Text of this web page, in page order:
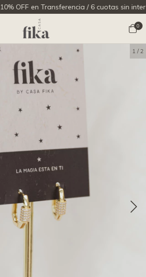
OFF en Transferencia / 6 cuotas sin interes.
0
1 / 2